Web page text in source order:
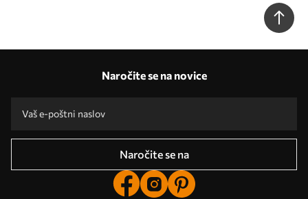
Naročite se na novice
Naročite se na